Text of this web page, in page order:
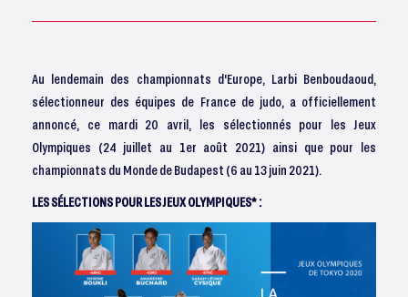
Au lendemain des championnats d'Europe, Larbi Benboudaoud,
sélectionneur des équipes de France de judo, a officiellement
annoncé, ce mardi 20 avril, les sélectionnés pour les Jeux
Olympiques (24 juillet au 1er août 2021) ainsi que pour les
championnats du Monde de Budapest (6 au 13 juin 2021).
LES SÉLECTIONS POUR LES JEUX OLYMPIQUES* :